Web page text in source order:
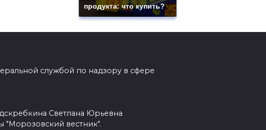
продукта: что купить?
службой по надзору в сфере
Светлана Юрьевна
"Морозовский вестник".